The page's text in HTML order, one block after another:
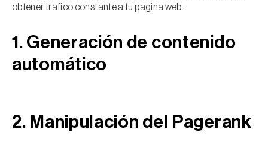
obtener trafico constante a tu pagina web.
1. Generación de contenido
automático
2. Manipulación del Pagerank